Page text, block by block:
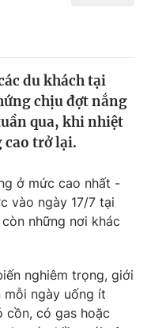
du khách tại
chịu đợt nắng
qua, khi nhiệt
cao trở lại.
ở mức cao nhất -
vào ngày 17/7 tại
những nơi khác
nghiêm trọng, giới
ngày uống ít
cồn, có gas hoặc